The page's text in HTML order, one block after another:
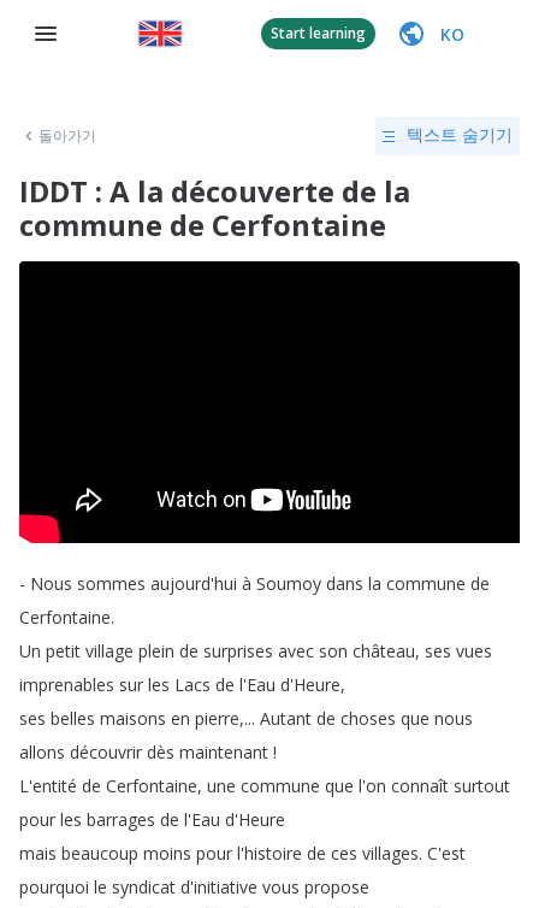
Start learning KO
돌아가기 텍스트 숨기기
IDDT : A la découverte de la
commune de Cerfontaine
- Nous sommes aujourd'hui à Soumoy dans la commune de
Cerfontaine.
Un petit village plein de surprises avec son château, ses vues
imprenables sur les Lacs de l'Eau d'Heure,
ses belles maisons en pierre,... Autant de choses que nous
allons découvrir dès maintenant !
L'entité de Cerfontaine, une commune que l'on connaît surtout
pour les barrages de l'Eau d'Heure
mais beaucoup moins pour l'histoire de ces villages. C'est
pourquoi le syndicat d'initiative vous propose